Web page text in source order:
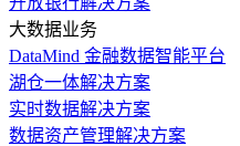
大数据业务
DataMind 金融数据智能平台
湖仓一体解决方案
实时数据解决方案
数据资产管理解决方案